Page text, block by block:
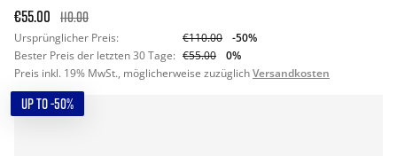
€55.00 110.00
Ursprünglicher Preis: €110.00
-50%
Bester Preis der letzten 30 Tage: €55.00
0%
Preis inkl. 19% MwSt., möglicherweise zuzüglichVersandkosten
UP TO -50%